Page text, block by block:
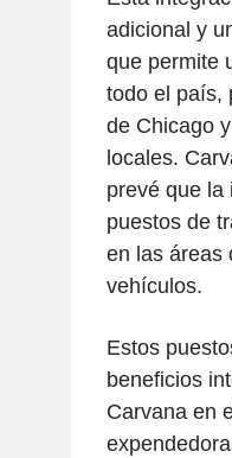
adicional y
que permite
todo el país,
de Chicago
locales.
prevé que la
puestos de
en las áreas
vehículos.
Estos
beneficios
Carvana en